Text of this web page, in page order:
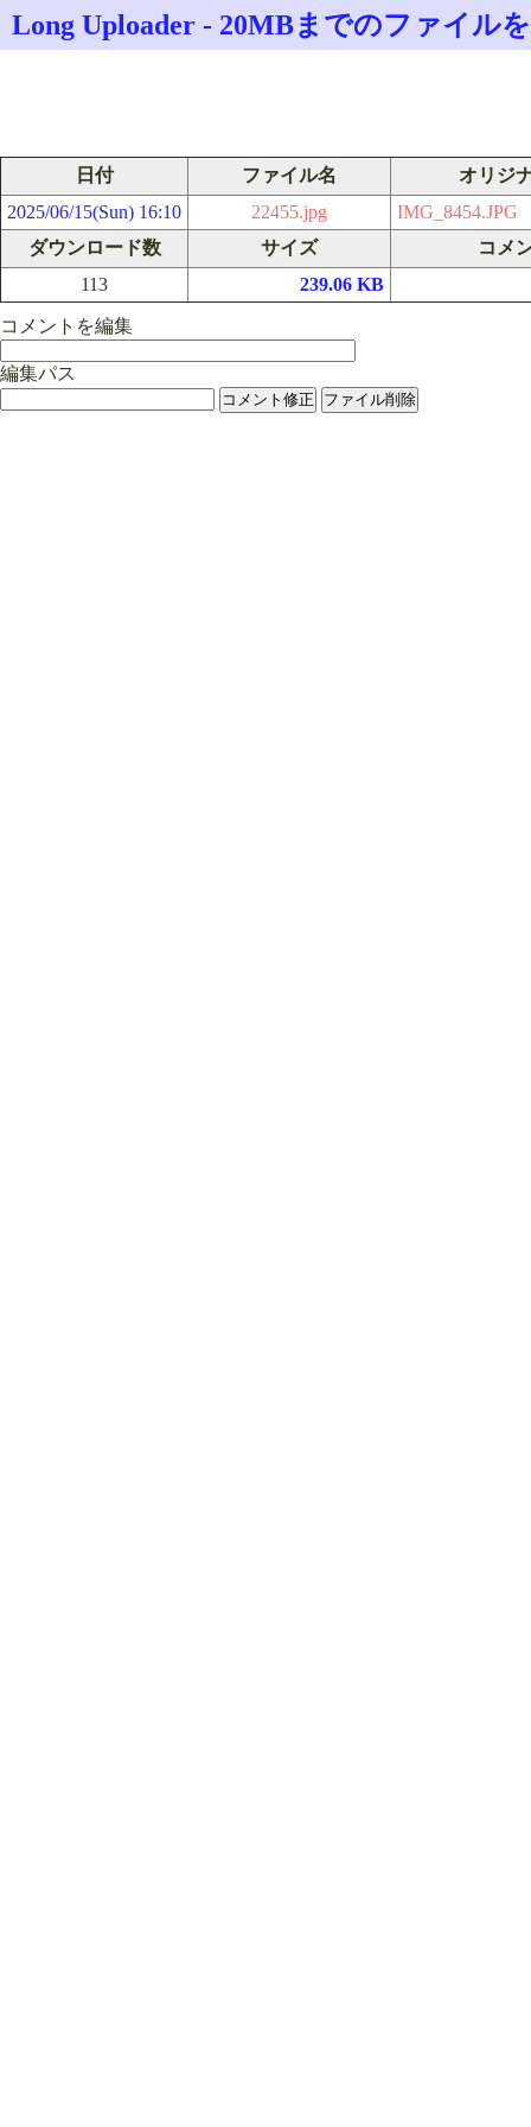
Long Uploader - 20MBまでのファイル
日付 ファイル名
オリジ
2025/06/15(Sun) 16:10
22455.jpg
IMG_8454.JPG
ダウンロード数
サイズ
コメ
113
239.06 KB
コメントを編集
編集パス